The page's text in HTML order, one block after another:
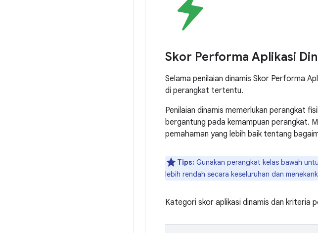
Skor Performa Aplikasi
Selama penilaian dinamis Skor Performa
di perangkat tertentu.
Penilaian dinamis memerlukan perangkat
bergantung pada kemampuan perangkat.
pemahaman yang lebih baik tentang
Tips: Gunakan perangkat kelas bawah
lebih rendah secara keseluruhan dan
Kategori skor aplikasi dinamis dan kriteria